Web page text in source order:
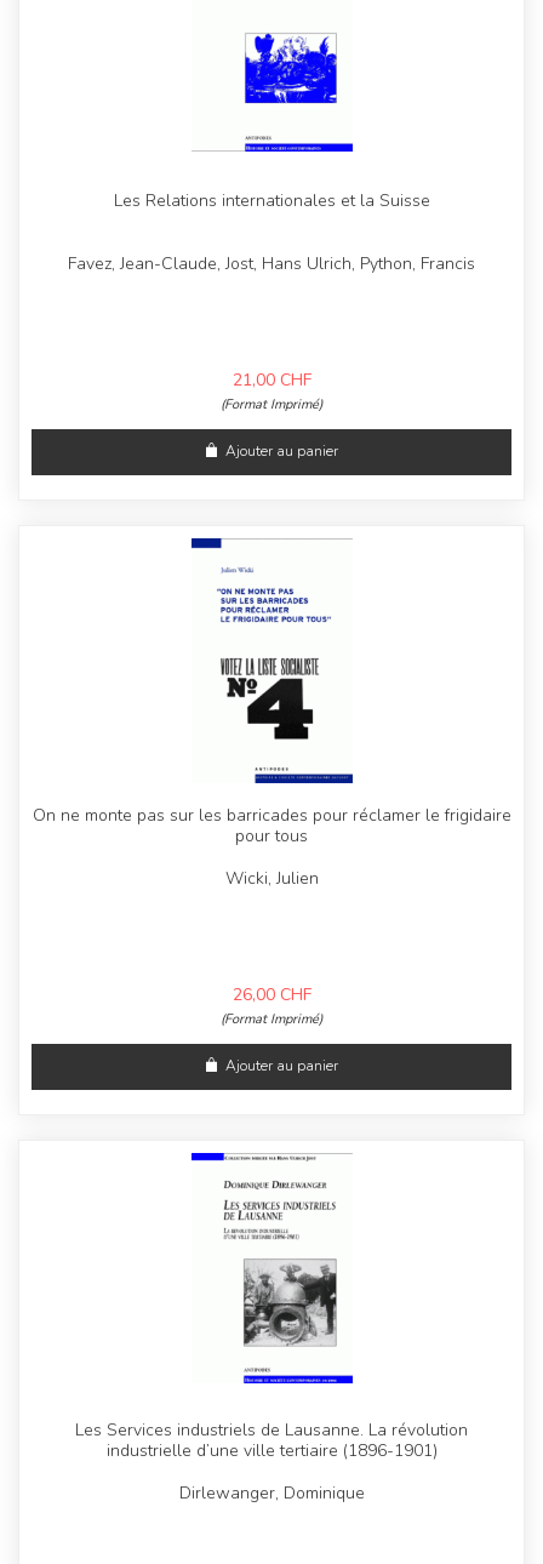
Les Relations internationales et la Suisse
Favez, Jean-Claude, Jost, Hans Ulrich, Python, Francis
21,00 CHF
(Format Imprimé)
Ajouter au panier
On ne monte pas sur les barricades pour réclamer le frigidaire
pour tous
Wicki, Julien
26,00 CHF
(Format Imprimé)
Ajouter au panier
Les Services industriels de Lausanne. La révolution
industrielle d’une ville tertiaire (1896-1901)
Dirlewanger, Dominique